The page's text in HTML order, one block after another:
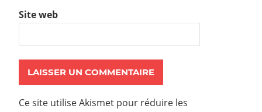
Site web
Ce site utilise Akismet pour réduire les